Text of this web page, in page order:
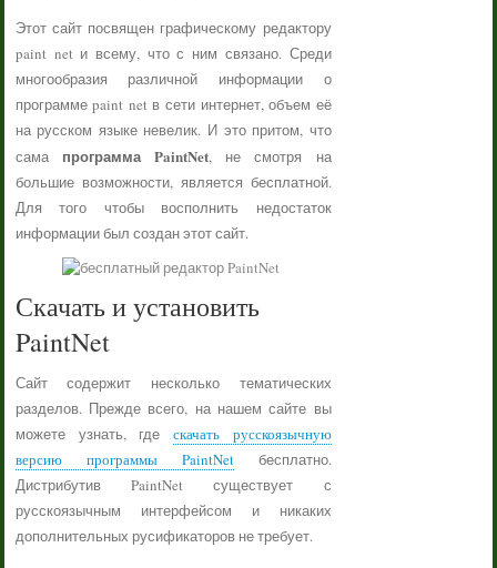
Этот сайт посвящен графическому редактору
paint net и всему, что с ним связано. Среди
многообразия различной информации о
программе paint net в сети интернет, объем её
на русском языке невелик. И это притом, что
сама программа PaintNet, не смотря на
большие возможности, является бесплатной.
Для того чтобы восполнить недостаток
информации был создан этот сайт.
Скачать и установить
PaintNet
Сайт содержит несколько тематических
разделов. Прежде всего, на нашем сайте вы
можете узнать, где скачать русскоязычную
версию программы PaintNetбесплатно.
Дистрибутив PaintNet существует с
русскоязычным интерфейсом и никаких
дополнительных русификаторов не требует.